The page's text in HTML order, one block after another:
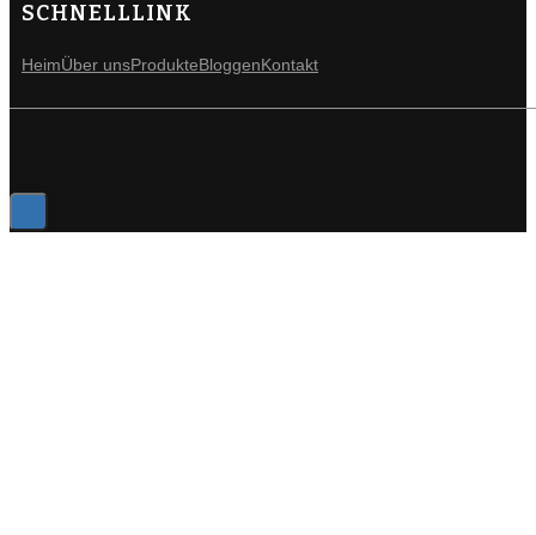
SCHNELLLINK
HeimÜber unsProdukteBloggenKontakt